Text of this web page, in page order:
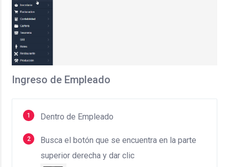
Ingreso de Empleado
Dentro de Empleado
Busca el botón que se encuentra en la parte
superior derecha y dar clic